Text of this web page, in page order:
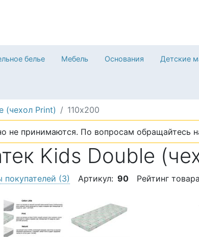
белье Мебель Основания Детские
(чехол Print) 110х200
не принимаются. По вопросам обращайтесь
Kids Double
покупателей (3) Артикул: 90 Рейтинг